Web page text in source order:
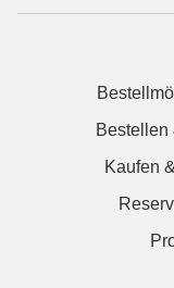
Bestellen
Kaufen